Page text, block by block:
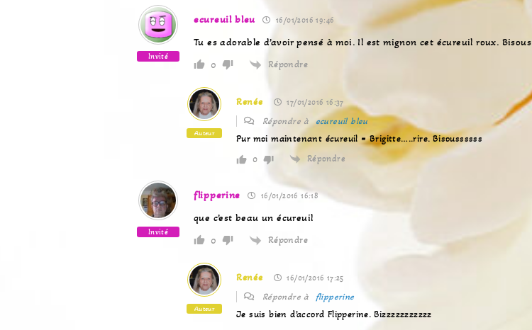
Invité
ecureuil bleu 16/01/2016 19:46
Tu es adorable d’avoir pensé à moi. Il est mignon cet écureuil roux. Bisous
0 Répondre
Auteur
Renée 17/01/2016 16:37
Répondre àecureuil bleu
Pur moi maintenant écureuil = Brigitte…..rire. Bisoussssss
0 Répondre
Invité
flipperine 16/01/2016 16:18
que c’est beau un écureuil
0 Répondre
Auteur
Renée 16/01/2016 17:25
Répondre à flipperine
Je suis bien d’accord Flipperine. Bizzzzzzzzzzz